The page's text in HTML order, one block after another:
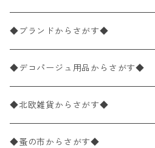
ペーパーナプキン20枚入りパック
ペーパーナプキン10枚入りパック
ライスペーパー
ペーパーリネンナプキン
バラ売り
パック売り
25×25cm（カクテルサイズ）
バラ売り
パック売り
40×40cm（ディナーサイズ）
バラ売り
パック売り
21×21cm（ポケットサイズ）
バラ売り
33cm（ラウンド）
花柄
植物・グリーン柄
動物・鳥・昆虫・蝶柄
海・魚柄
◆ブランドからさがす◆
ドイツ製 IHR/イア
ランチサイズ
カクテルサイズ
ドイツ製 Ambiente/アンビエンテ
ランチサイズ
ドイツ製 Paperproducts Design
◆デコパージュ用品からさがす◆
デコパージュ液
デコパージュ下地
◆北欧雑貨からさがす◆
シリコンモールド
◆蚤の市からさがす◆